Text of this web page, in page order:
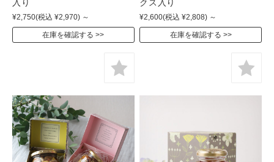
入り
¥2,750(税込 ¥2,970) ～
在庫を確認する
クス入り
¥2,600(税込 ¥2,808) ～
在庫を確認する